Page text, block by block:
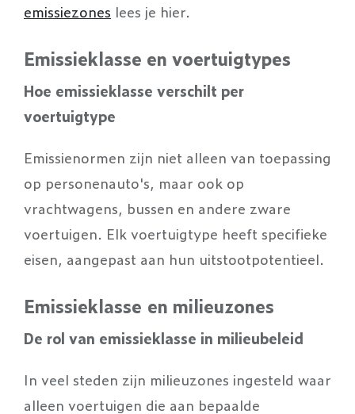
emissiezones lees je hier.
Emissieklasse en voertuigtypes
Hoe emissieklasse verschilt per
voertuigtype
Emissienormen zijn niet alleen van toepassing
op personenauto's, maar ook op
vrachtwagens, bussen en andere zware
voertuigen. Elk voertuigtype heeft specifieke
eisen, aangepast aan hun uitstootpotentieel.
Emissieklasse en milieuzones
De rol van emissieklasse in milieubeleid
In veel steden zijn milieuzones ingesteld waar
alleen voertuigen die aan bepaalde